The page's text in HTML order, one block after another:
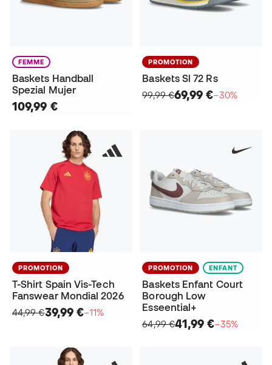
FEMME
Baskets Handball
Spezial Mujer
109,99 €
PROMOTION
Baskets Sl 72 Rs
99,99 €69,99 €−30%
PROMOTION
T-Shirt Spain Vis-Tech
Fanswear Mondial 2026
44,99 €39,99 €−11%
PROMOTION ENFANT
Baskets Enfant Court
Borough Low
Esseential+
64,99 €41,99 €−35%